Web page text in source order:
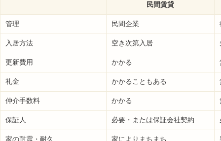
民間賃貸
管理 民間企業
入居方法 空き次第入居
更新費用 かかる
礼金 かかることもある
仲介手数料 かかる
保証人 必要・または保証会社契約
家の耐震・耐久 家によりまちまち